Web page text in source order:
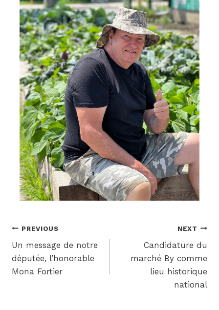
Navigation
de
l'article
PREVIOUS
Un message de notre
députée, l’honorable
Mona Fortier
NEXT
Candidature du
marché By comme
lieu historique
national